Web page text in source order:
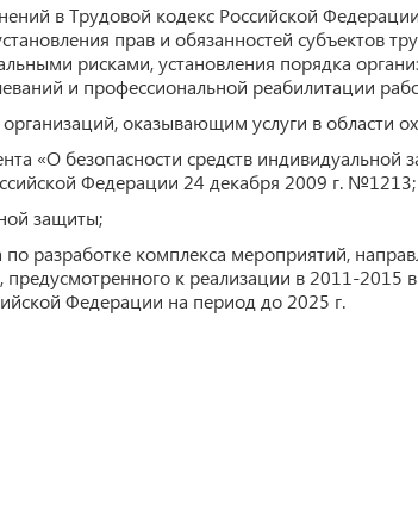
в Трудовой кодекс Российской
прав и обязанностей субъектов
рисками, установления порядка
и профессиональной реабилитации
оказывающим услуги в области
«О безопасности средств индивидуальной
Федерации 24 декабря 2009 г. №1213;
защиты;
разработке комплекса мероприятий,
к реализации в 2011-2015
Федерации на период до 2025 г.